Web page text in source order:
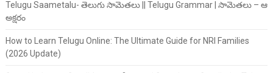
Telugu Saametalu- తెలుగు సామెతలు || Telugu Grammar | సామెతలు – ఆ
అక్షరం
How to Learn Telugu Online: The Ultimate Guide for NRI Families
(2026 Update)